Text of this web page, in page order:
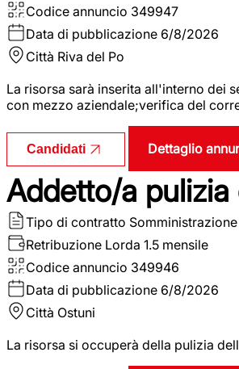
Codice annuncio 349947
Data di pubblicazione 6/8/2026
Città Riva del Po
La risorsa sarà inserita all'interno dei
con mezzo aziendale;verifica del
Candidati Dettaglio
Addetto/a
Tipo di contratto Somministrazione
Retribuzione Lorda 1.5 mensile
Codice annuncio 349946
Data di pubblicazione 6/8/2026
Città Ostuni
La risorsa si occuperà della pulizia